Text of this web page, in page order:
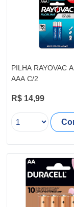
PILHA RAYOVAC
AAA C/2
R$ 14,99